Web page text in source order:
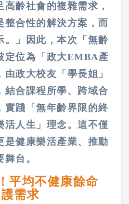
高齡社會的複雜需求，
整合性的解決方案，而
。」因此，本次「無齡
定位為「政大EMBA產
政大校友「學長姐」
結合課程所學、跨域合
實踐「無年齡界限的終
活人生」理念。這不僅
是健康樂活產業、推動
台。
平均不健康餘命
需求